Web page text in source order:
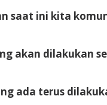
saat ini kita
akan dilakukan
ada terus